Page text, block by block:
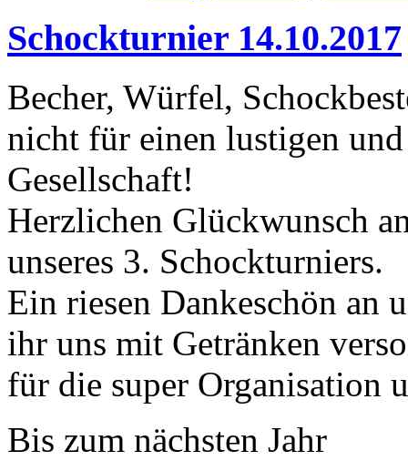
Schockturnier 14.10.2017
Becher, Würfel,
nicht für einen lustigen
Gesellschaft!
Herzlichen Glückwunsch
unseres 3. Schockturniers.
Ein riesen Dankeschön an
ihr uns mit Getränken
für die super Organisation
Bis zum nächsten Jahr